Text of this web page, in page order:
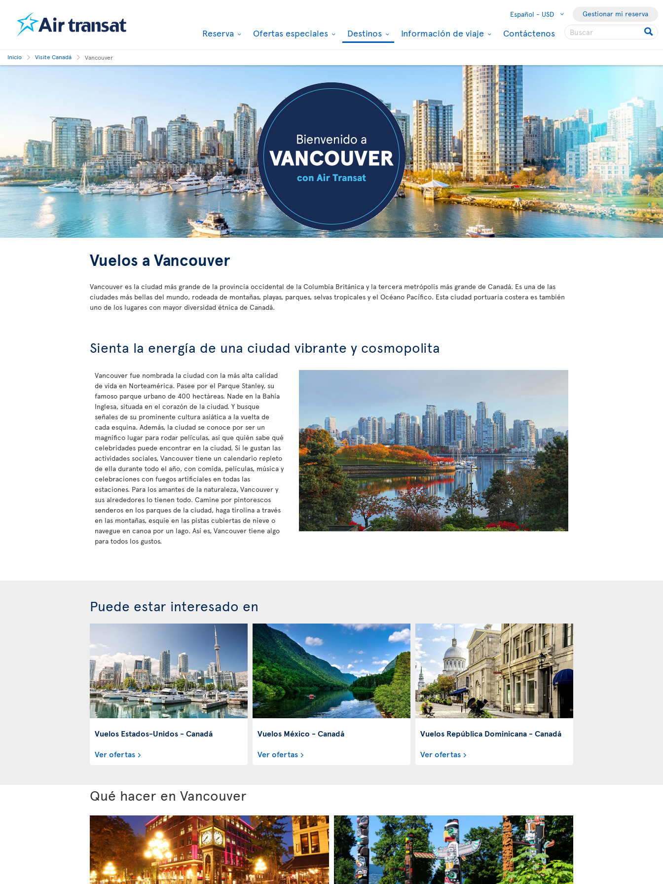
Español - USD Gestionar mi reserva
Reserva Ofertas especiales Destinos Información de viaje Contáctenos
Inicio Visite Canadá Vancouver
Vuelos a Vancouver
Vancouver es la ciudad más grande de la provincia occidental de la Columbia Británica y la tercera metrópolis más grande de Canadá. Es una de las
ciudades más bellas del mundo, rodeada de montañas, playas, parques, selvas tropicales y el Océano Pacífico. Esta ciudad portuaria costera es también
uno de los lugares con mayor diversidad étnica de Canadá.
Sienta la energía de una ciudad vibrante y cosmopolita
Vancouver fue nombrada la ciudad con la más alta calidad
de vida en Norteamérica. Pasee por el Parque Stanley, su
famoso parque urbano de 400 hectáreas. Nade en la Bahía
Inglesa, situada en el corazón de la ciudad. Y busque
señales de su prominente cultura asiática a la vuelta de
cada esquina. Además, la ciudad se conoce por ser un
magnífico lugar para rodar películas, así que quién sabe qué
celebridades puede encontrar en la ciudad. Si le gustan las
actividades sociales, Vancouver tiene un calendario repleto
de ella durante todo el año, con comida, películas, música y
celebraciones con fuegos artificiales en todas las
estaciones. Para los amantes de la naturaleza, Vancouver y
sus alrededores lo tienen todo. Camine por pintorescos
senderos en los parques de la ciudad, haga tirolina a través
en las montañas, esquíe en las pistas cubiertas de nieve o
navegue en canoa por un lago. Así es, Vancouver tiene algo
para todos los gustos.
Puede estar interesado en
Vuelos Estados-Unidos - Canadá
Ver ofertas
Vuelos México - Canadá
Ver ofertas
Vuelos República Dominicana - Canadá
Ver ofertas
Qué hacer en Vancouver